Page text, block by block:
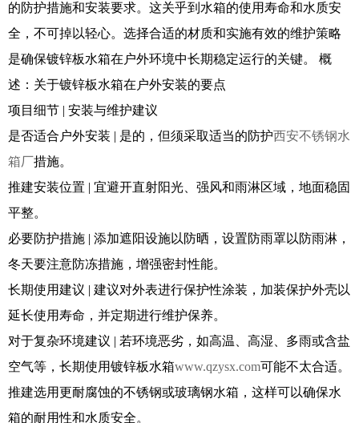
的防护措施和安装要求。这关乎到水箱的使用寿命和水质安
全，不可掉以轻心。选择合适的材质和实施有效的维护策略
是确保镀锌板水箱在户外环境中长期稳定运行的关键。 概
述：关于镀锌板水箱在户外安装的要点
项目细节 | 安装与维护建议
是否适合户外安装 | 是的，但须采取适当的防护西安不锈钢水
箱厂措施。
推建安装位置 | 宜避开直射阳光、强风和雨淋区域，地面稳固
平整。
必要防护措施 | 添加遮阳设施以防晒，设置防雨罩以防雨淋，
冬天要注意防冻措施，增强密封性能。
长期使用建议 | 建议对外表进行保护性涂装，加装保护外壳以
延长使用寿命，并定期进行维护保养。
对于复杂环境建议 | 若环境恶劣，如高温、高湿、多雨或含盐
空气等，长期使用镀锌板水箱www.qzysx.com可能不太合适。
推建选用更耐腐蚀的不锈钢或玻璃钢水箱，这样可以确保水
箱的耐用性和水质安全。